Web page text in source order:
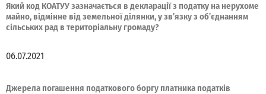
Який код КОАТУУ зазначається в декларації з податку на нерухоме
майно, відмінне від земельної ділянки, у зв’язку з об’єднанням
сільських рад в територіальну громаду?
06.07.2021
Джерела погашення податкового боргу платника податків